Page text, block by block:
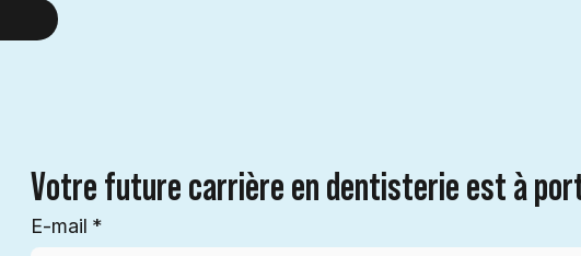
Votre future carrière en dentisterie est à
E-mail *